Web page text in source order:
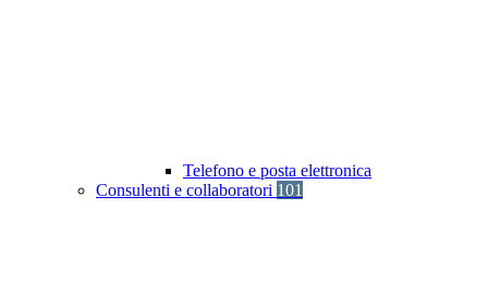
Telefono e posta elettronica
Consulenti e collaboratori 101